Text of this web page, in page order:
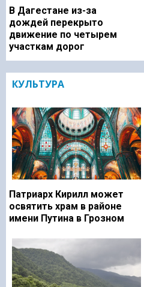
В Дагестане из-за
дождей перекрыто
движение по четырем
участкам дорог
КУЛЬТУРА
Патриарх Кирилл может
освятить храм в районе
имени Путина в Грозном